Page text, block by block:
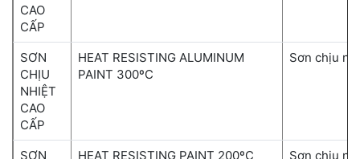
CAO
CẤP
SƠN
CHỊU
NHIỆT
CAO
CẤP
HEAT RESISTING ALUMINUM
PAINT 300ºC
Sơn chịu
SƠN
HEAT RESISTING PAINT 200ºC Sơn chịu